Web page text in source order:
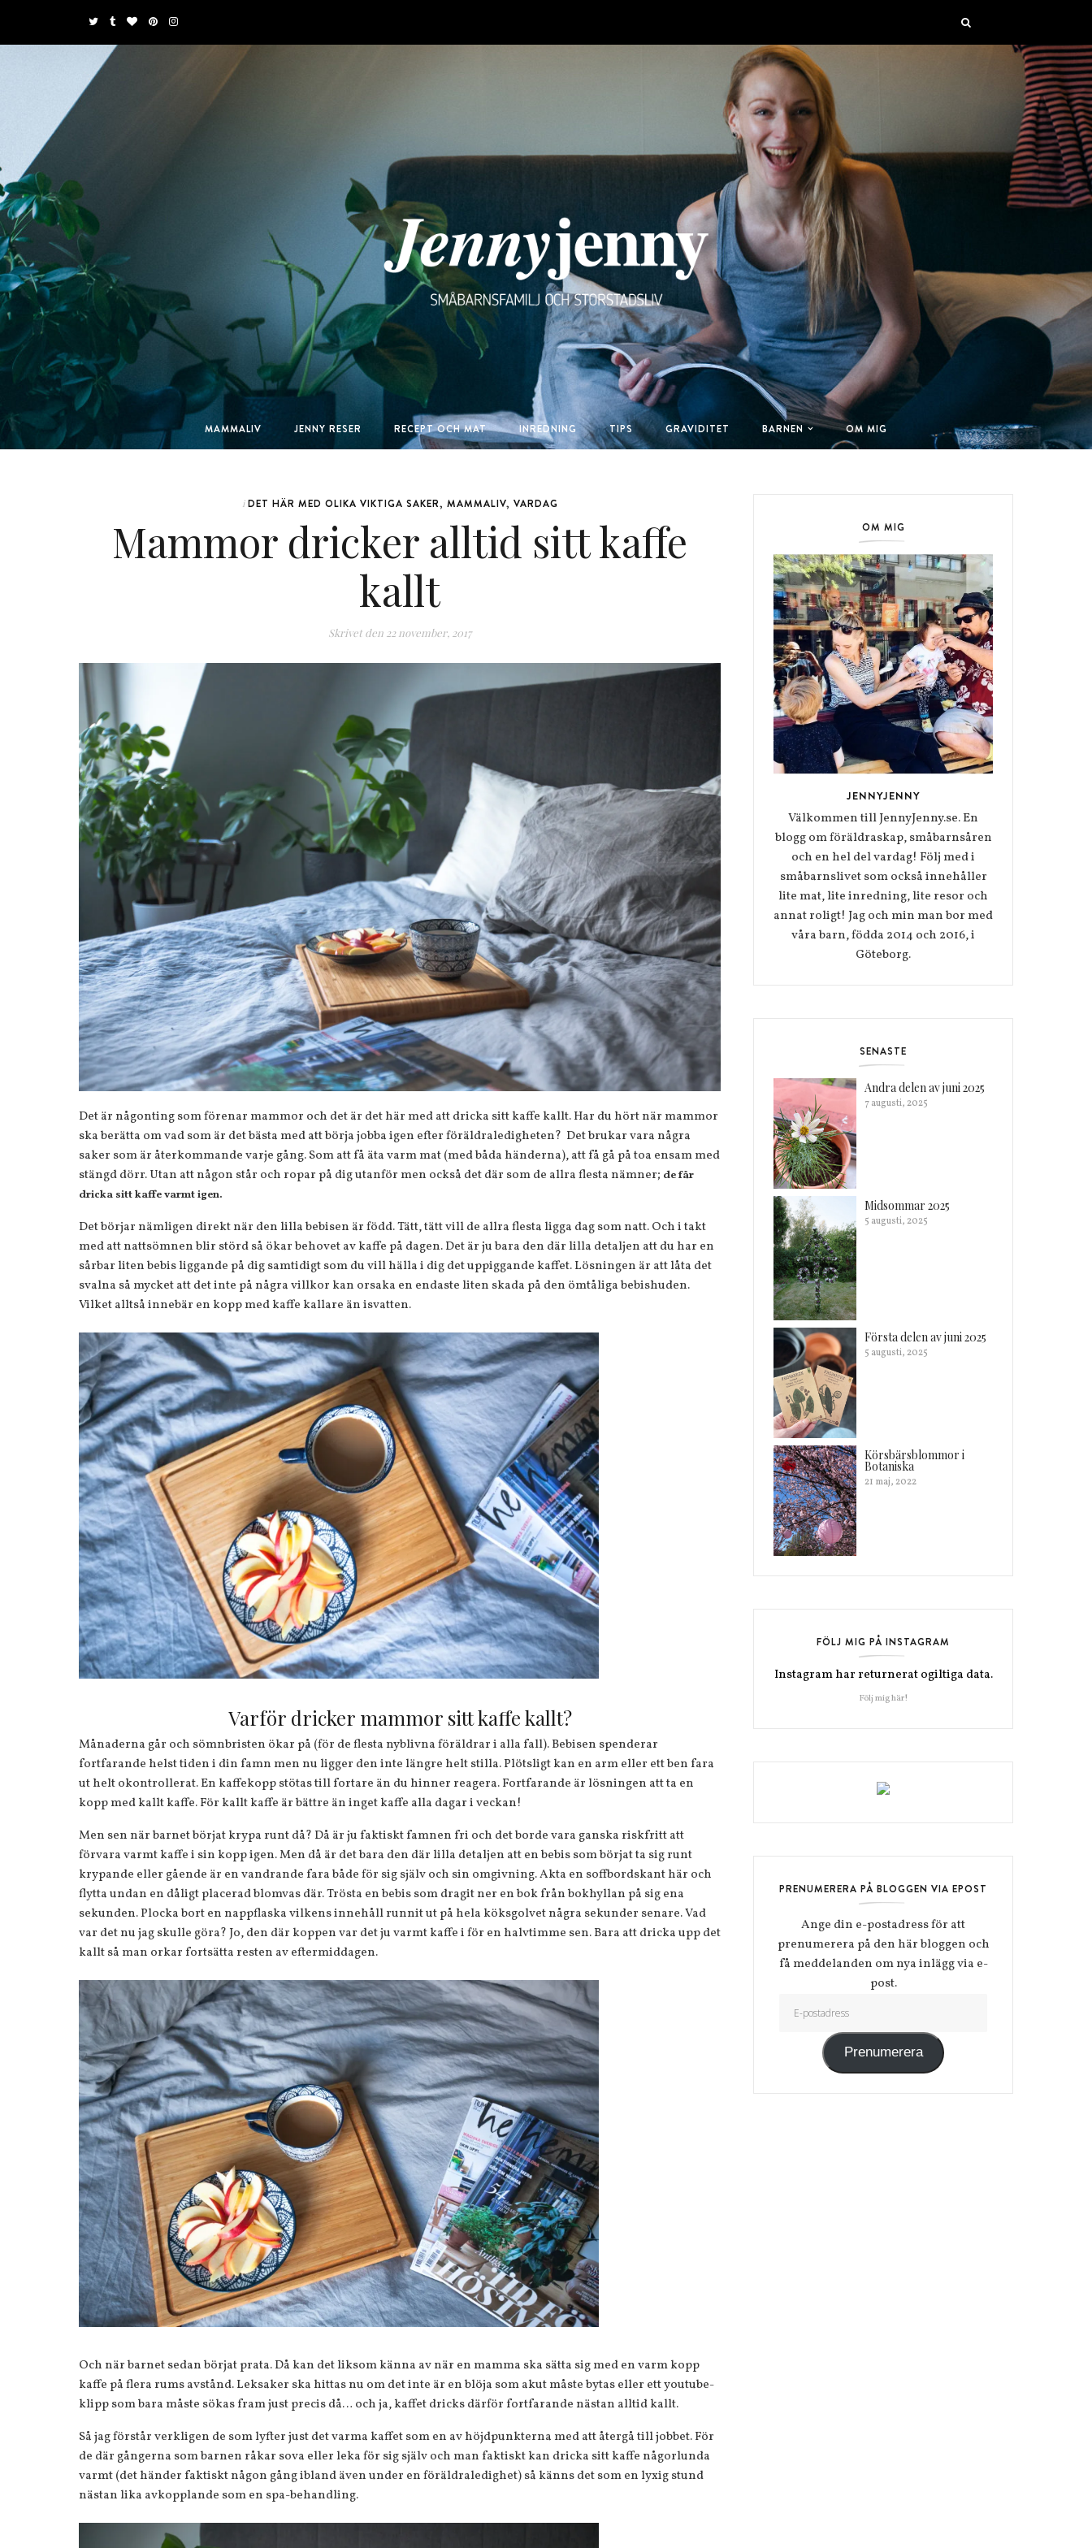
MAMMALIV JENNY RESER RECEPT OCH MAT INREDNING TIPS GRAVIDITET BARNEN OM MIG
i DET HÄR MED OLIKA VIKTIGA SAKER, MAMMALIV, VARDAG
Mammor dricker alltid sitt kaffe
kallt
Skrivet den 22 november, 2017
Det är någonting som förenar mammor och det är det här med att dricka sitt kaffe kallt. Har du hört när mammor
ska berätta om vad som är det bästa med att börja jobba igen efter föräldraledigheten? Det brukar vara några
saker som är återkommande varje gång. Som att få äta varm mat (med båda händerna), att få gå på toa ensam med
stängd dörr. Utan att någon står och ropar på dig utanför men också det där som de allra flesta nämner; de får
dricka sitt kaffe varmt igen.
Det börjar nämligen direkt när den lilla bebisen är född. Tätt, tätt vill de allra flesta ligga dag som natt. Och i takt
med att nattsömnen blir störd så ökar behovet av kaffe på dagen. Det är ju bara den där lilla detaljen att du har en
sårbar liten bebis liggande på dig samtidigt som du vill hälla i dig det uppiggande kaffet. Lösningen är att låta det
svalna så mycket att det inte på några villkor kan orsaka en endaste liten skada på den ömtåliga bebishuden.
Vilket alltså innebär en kopp med kaffe kallare än isvatten.
Varför dricker mammor sitt kaffe kallt?
Månaderna går och sömnbristen ökar på (för de flesta nyblivna föräldrar i alla fall). Bebisen spenderar
fortfarande helst tiden i din famn men nu ligger den inte längre helt stilla. Plötsligt kan en arm eller ett ben fara
ut helt okontrollerat. En kaffekopp stötas till fortare än du hinner reagera. Fortfarande är lösningen att ta en
kopp med kallt kaffe. För kallt kaffe är bättre än inget kaffe alla dagar i veckan!
Men sen när barnet börjat krypa runt då? Då är ju faktiskt famnen fri och det borde vara ganska riskfritt att
förvara varmt kaffe i sin kopp igen. Men då är det bara den där lilla detaljen att en bebis som börjat ta sig runt
krypande eller gående är en vandrande fara både för sig själv och sin omgivning. Akta en soffbordskant här och
flytta undan en dåligt placerad blomvas där. Trösta en bebis som dragit ner en bok från bokhyllan på sig ena
sekunden. Plocka bort en nappflaska vilkens innehåll runnit ut på hela köksgolvet några sekunder senare. Vad
var det nu jag skulle göra? Jo, den där koppen var det ju varmt kaffe i för en halvtimme sen. Bara att dricka upp det
kallt så man orkar fortsätta resten av eftermiddagen.
Och när barnet sedan börjat prata. Då kan det liksom känna av när en mamma ska sätta sig med en varm kopp
kaffe på flera rums avstånd. Leksaker ska hittas nu om det inte är en blöja som akut måste bytas eller ett youtube-
klipp som bara måste sökas fram just precis då… och ja, kaffet dricks därför fortfarande nästan alltid kallt.
Så jag förstår verkligen de som lyfter just det varma kaffet som en av höjdpunkterna med att återgå till jobbet. För
de där gångerna som barnen råkar sova eller leka för sig själv och man faktiskt kan dricka sitt kaffe någorlunda
varmt (det händer faktiskt någon gång ibland även under en föräldraledighet) så känns det som en lyxig stund
nästan lika avkopplande som en spa-behandling.
OM MIG
JENNYJENNY
Välkommen till JennyJenny.se. En
blogg om föräldraskap, småbarnsåren
och en hel del vardag! Följ med i
småbarnslivet som också innehåller
lite mat, lite inredning, lite resor och
annat roligt! Jag och min man bor med
våra barn, födda 2014 och 2016, i
Göteborg.
SENASTE
Andra delen av juni 2025
7 augusti, 2025
Midsommar 2025
5 augusti, 2025
Första delen av juni 2025
5 augusti, 2025
Körsbärsblommor i
Botaniska
21 maj, 2022
FÖLJ MIG PÅ INSTAGRAM
Instagram har returnerat ogiltiga data.
Följ mig här!
PRENUMERERA PÅ BLOGGEN VIA EPOST
Ange din e-postadress för att
prenumerera på den här bloggen och
få meddelanden om nya inlägg via e-
post.
Prenumerera